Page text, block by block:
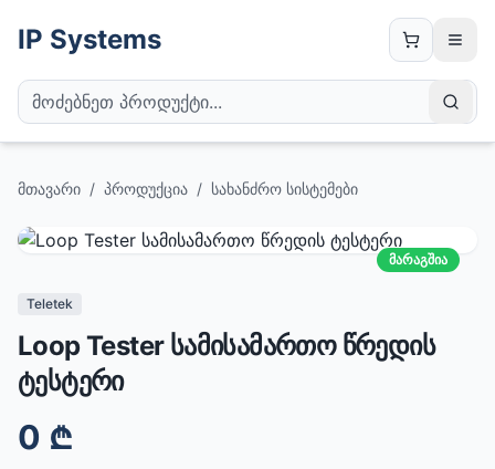
IP Systems
მთავარი / პროდუქცია / სახანძრო სისტემები
მარაგშია
Teletek
Loop Tester სამისამართო წრედის
ტესტერი
0 ₾